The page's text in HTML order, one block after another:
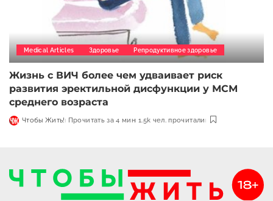
Medical Articles Здоровье Репродуктивное здоровье
Жизнь с ВИЧ более чем удваивает риск
развития эректильной дисфункции у МСМ
среднего возраста
Чтобы Жить! Прочитать за 4 мин 1.5k чел. прочитали